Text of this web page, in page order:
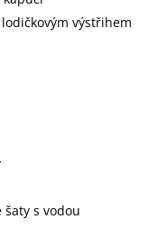
výstřihem
šaty s vodou